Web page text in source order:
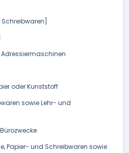
oder Kunststoff
sowie Lehr- und
Papier- und Schreibwaren sowie